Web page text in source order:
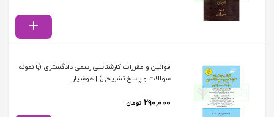
قوانین و مقررات کارشناسی رسمی دادگستری (با نمونه
سوالات و پاسخ تشریحی) | هوشیار
۲۹۰,۰۰۰ تومان